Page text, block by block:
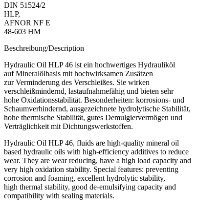
DIN 51524/2
HLP,
AFNOR NF E
48-603 HM
Beschreibung/Description
Hydraulic Oil HLP 46 ist ein hochwertiges Hydrauliköl
auf Mineralölbasis mit hochwirksamen Zusätzen
zur Verminderung des Verschleißes. Sie wirken
verschleißmindernd, lastaufnahmefähig und bieten sehr
hohe Oxidationsstabilität. Besonderheiten: korrosions- und
Schaumverhindernd, ausgezeichnete hydrolytische Stabilität,
hohe thermische Stabilität, gutes Demulgiervermögen und
Verträglichkeit mit Dichtungswerkstoffen.
Hydraulic Oil HLP 46, fluids are high-quality mineral oil
based hydraulic oils with high-efficiency additives to reduce
wear. They are wear reducing, have a high load capacity and
very high oxidation stability. Special features: preventing
corrosion and foaming, excellent hydrolytic stability,
high thermal stability, good de-emulsifying capacity and
compatibility with sealing materials.